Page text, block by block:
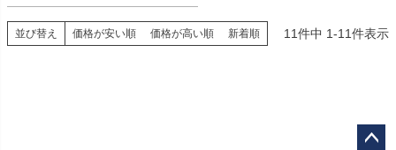
並び替え 価格が安い順 価格が高い順 新着順 11件中 1-11件表示